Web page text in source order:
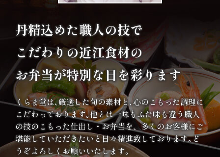
会・
慰
労
会
ロ
丹精込めた職人の技で
こだわりの近江食材の
お弁当が特別な日を彩ります
くらま堂は､厳選した旬の素材と､心のこもった調理に
こだわっております｡他とは一味もふた味も違う職人
の技のこもった仕出し・お弁当を、多くのお客様にご
堪能していただきたいと日々精進致しております｡ど
うぞよろしくお願いいたします｡